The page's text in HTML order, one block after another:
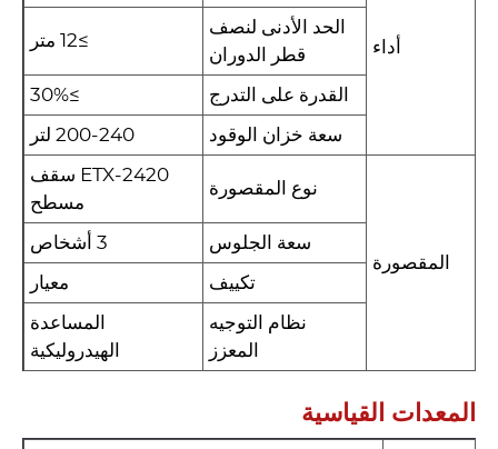
أداء
الحد الأدنى لنصف
قطر الدوران
≥12 متر
القدرة على التدرج
≥30%
سعة خزان الوقود
200-240 لتر
المقصورة
نوع المقصورة
ETX-2420 سقف
مسطح
سعة الجلوس
3 أشخاص
تكييف
معيار
نظام التوجيه
المعزز
المساعدة
الهيدروليكية
المعدات القياسية